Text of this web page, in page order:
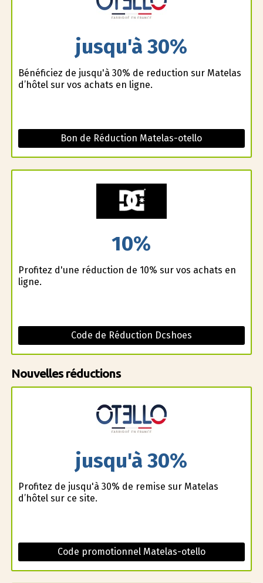
jusqu'à 30%
Bénéficiez de jusqu'à 30% de reduction sur Matelas
d’hôtel sur vos achats en ligne.
Bon de Réduction Matelas-otello
10%
Profitez d'une réduction de 10% sur vos achats en
ligne.
Code de Réduction Dcshoes
Nouvelles réductions
jusqu'à 30%
Profitez de jusqu'à 30% de remise sur Matelas
d’hôtel sur ce site.
Code promotionnel Matelas-otello